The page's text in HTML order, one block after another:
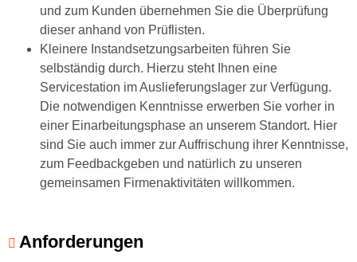
und zum Kunden übernehmen Sie die Überprüfung
dieser anhand von Prüflisten.
Kleinere Instandsetzungsarbeiten führen Sie
selbständig durch. Hierzu steht Ihnen eine
Servicestation im Auslieferungslager zur Verfügung.
Die notwendigen Kenntnisse erwerben Sie vorher in
einer Einarbeitungsphase an unserem Standort. Hier
sind Sie auch immer zur Auffrischung ihrer Kenntnisse,
zum Feedbackgeben und natürlich zu unseren
gemeinsamen Firmenaktivitäten willkommen.
Anforderungen